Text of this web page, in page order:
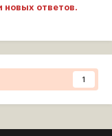
новых ответов.
1